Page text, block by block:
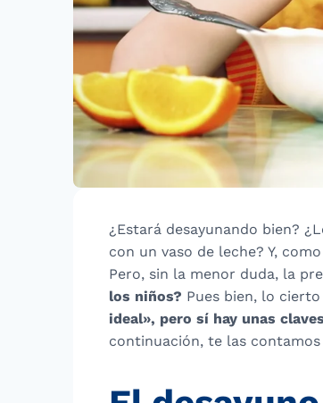
¿Estará desayunando bien?
con un vaso de leche? Y,
Pero, sin la menor duda, la
los niños? Pues bien, lo
ideal», pero sí hay unas claves
continuación, te las contamos